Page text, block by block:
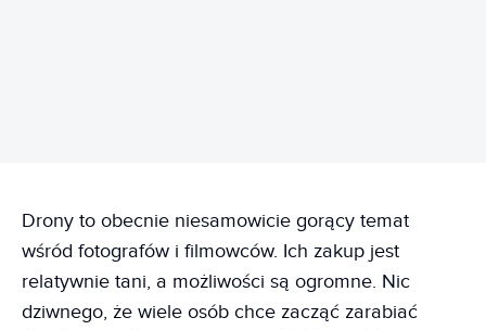
Drony to obecnie niesamowicie gorący temat
wśród fotografów i filmowców. Ich zakup jest
relatywnie tani, a możliwości są ogromne. Nic
dziwnego, że wiele osób chce zacząć zarabiać